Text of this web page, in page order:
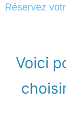
Réservez
Voici